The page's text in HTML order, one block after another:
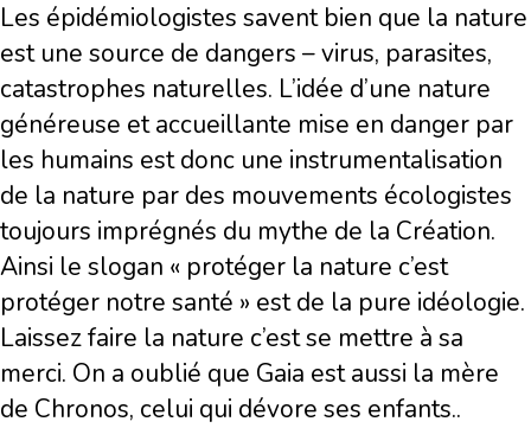
Les épidémiologistes savent bien que la nature
est une source de dangers – virus, parasites,
catastrophes naturelles. L’idée d’une nature
généreuse et accueillante mise en danger par
les humains est donc une instrumentalisation
de la nature par des mouvements écologistes
toujours imprégnés du mythe de la Création.
Ainsi le slogan « protéger la nature c’est
protéger notre santé » est de la pure idéologie.
Laissez faire la nature c’est se mettre à sa
merci. On a oublié que Gaia est aussi la mère
de Chronos, celui qui dévore ses enfants..